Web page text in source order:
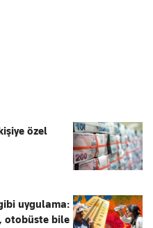
özel
uygulama:
otobüste bile